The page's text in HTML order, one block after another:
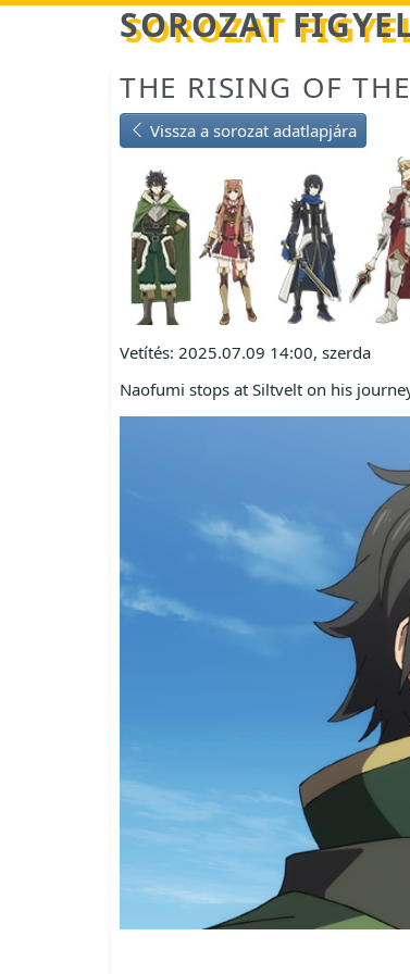
Betöltés... SOROZAT
THE RISING OF
Vissza a sorozat adatlapjára
Vetítés: 2025.07.09 14:00, szerda
Naofumi stops at Siltvelt on his